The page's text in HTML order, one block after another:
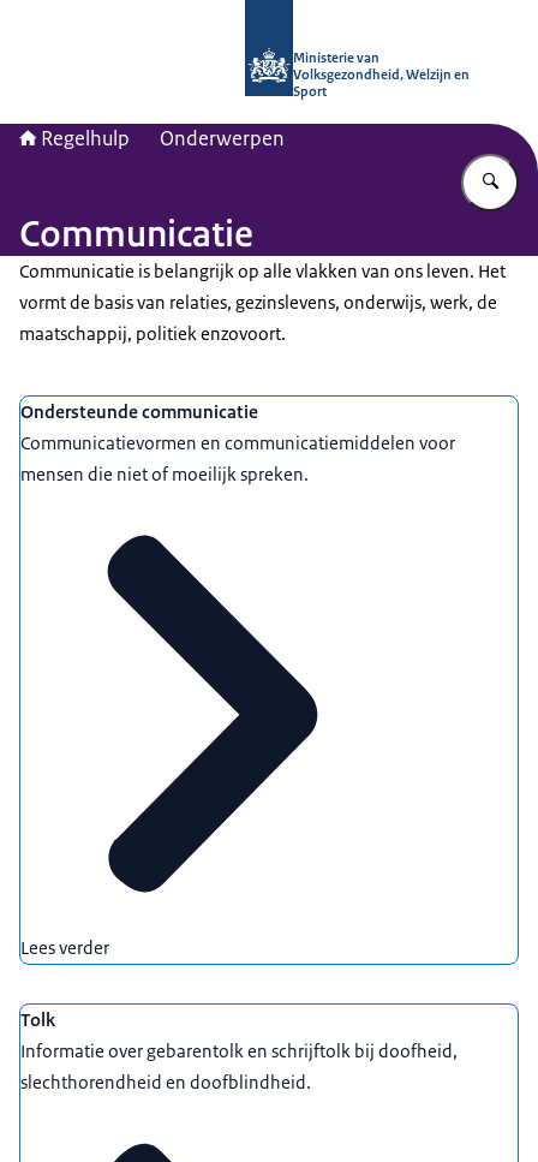
Ministerie van
Volksgezondheid, Welzijn en
Sport
Regelhulp Onderwerpen
Communicatie
Communicatie is belangrijk op alle vlakken van ons leven. Het
vormt de basis van relaties, gezinslevens, onderwijs, werk, de
maatschappij, politiek enzovoort.
Uitgelicht
Ondersteunde communicatie
Communicatievormen en communicatiemiddelen voor
mensen die niet of moeilijk spreken.
Lees verder
Tolk
Informatie over gebarentolk en schrijftolk bij doofheid,
slechthorendheid en doofblindheid.